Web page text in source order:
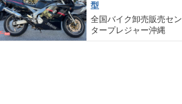
型
全国バイク卸売販売セン
タープレジャー沖縄